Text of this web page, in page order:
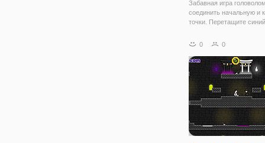
Забавная игра
соединить начальную и
точки. Перетащите
иметь связь между
0 0